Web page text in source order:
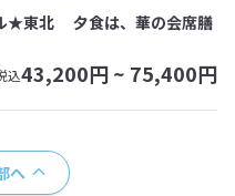
★東北 夕食は、華の会席膳
込43,200円 ~ 75,400円
へ